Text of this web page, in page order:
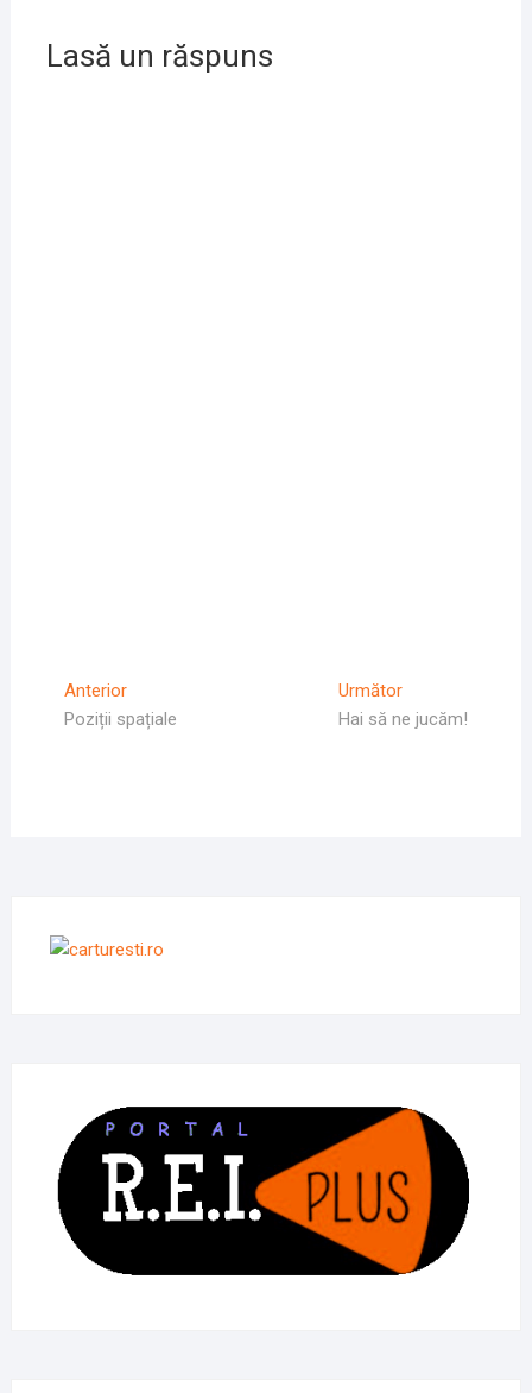
Lasă un răspuns
Navigare
în
AnteriorArticolul
Anterior
Poziții spațiale
UrmătorArticolul
Următor:
Hai să ne jucăm!